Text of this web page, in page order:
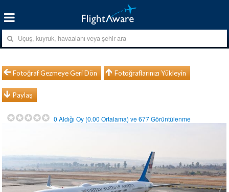
Fotoğraf Gezmeye Geri Dön Fotoğraflarınızı Yükleyin
Paylaş
0 Aldığı Oy (0.00 Ortalama) ve677Görüntülenme